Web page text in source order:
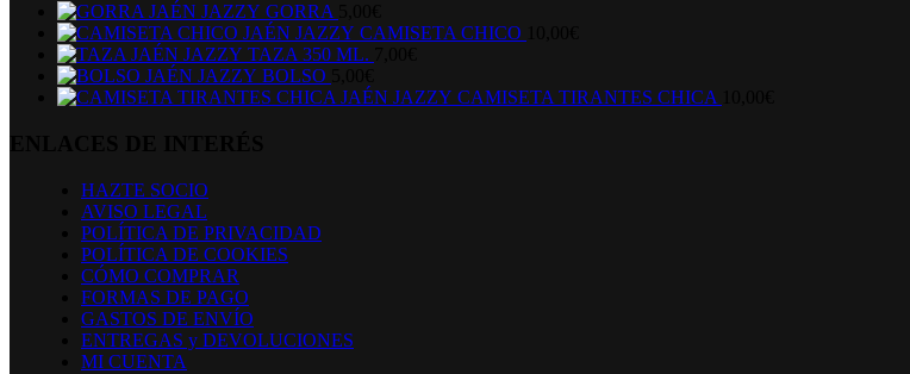
GORRA
CAMISETA CHICO
TAZA 350 ML.
BOLSO
CAMISETA TIRANTES CHICA
HAZTE SOCIO
AVISO LEGAL
POLÍTICA DE PRIVACIDAD
POLÍTICA DE COOKIES
CÓMO COMPRAR
FORMAS DE PAGO
GASTOS DE ENVÍO
ENTREGAS y DEVOLUCIONES
MI CUENTA